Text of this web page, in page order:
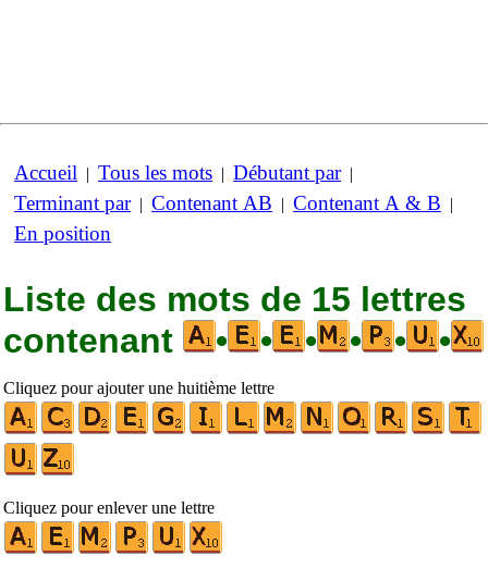
Accueil | Tous les mots | Débutant par|
Terminant par| Contenant AB | Contenant A & B |
En position
Liste des mots de 15 lettres
contenant
• • • • • •
Cliquez pour ajouter une huitième lettre
Cliquez pour enlever une lettre